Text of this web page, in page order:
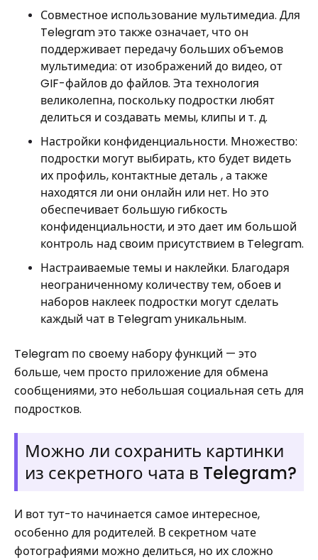
Совместное использование мультимедиа. Для
Telegram это также означает, что он
поддерживает передачу больших объемов
мультимедиа: от изображений до видео, от
GIF-файлов до файлов. Эта технология
великолепна, поскольку подростки любят
делиться и создавать мемы, клипы и т. д.
Настройки конфиденциальности. Множество:
подростки могут выбирать, кто будет видеть
их профиль, контактные деталь , а также
находятся ли они онлайн или нет. Но это
обеспечивает большую гибкость
конфиденциальности, и это дает им большой
контроль над своим присутствием в Telegram.
Настраиваемые темы и наклейки. Благодаря
неограниченному количеству тем, обоев и
наборов наклеек подростки могут сделать
каждый чат в Telegram уникальным.
Telegram по своему набору функций — это
больше, чем просто приложение для обмена
сообщениями, это небольшая социальная сеть для
подростков.
Можно ли сохранить картинки
из секретного чата в Telegram?
И вот тут-то начинается самое интересное,
особенно для родителей. В секретном чате
фотографиями можно делиться, но их сложно